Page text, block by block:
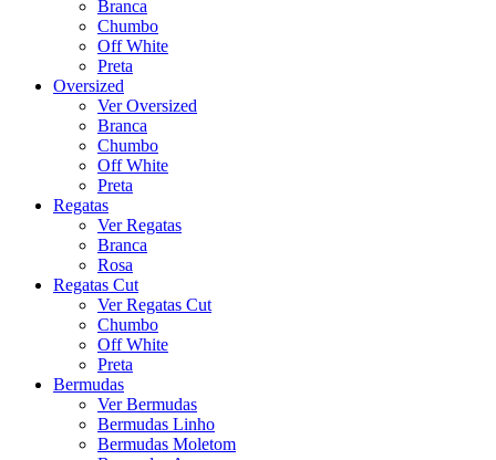
Branca
Chumbo
Off White
Preta
Oversized
Ver Oversized
Branca
Chumbo
Off White
Preta
Regatas
Ver Regatas
Branca
Rosa
Regatas Cut
Ver Regatas Cut
Chumbo
Off White
Preta
Bermudas
Ver Bermudas
Bermudas Linho
Bermudas Moletom